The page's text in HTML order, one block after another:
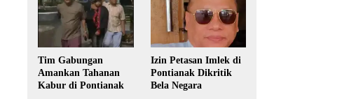
Tim Gabungan
Amankan Tahanan
Kabur di Pontianak
Izin Petasan Imlek di
Pontianak Dikritik
Bela Negara